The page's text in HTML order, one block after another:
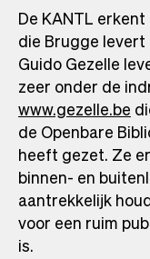
De KANTL
die Brugge levert
Guido Gezelle
zeer onder de
www.gezelle.be
de Openbare
heeft gezet. Ze
binnen- en
aantrekkelijk
voor een ruim
is.